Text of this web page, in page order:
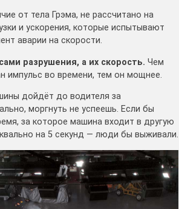
от тела Грэма, не рассчитано на
и ускорения, которые испытывают
аварии на скорости.
разрушения, а их скорость. Чем
импульс во времени, тем он мощнее.
дойдёт до водителя за
моргнуть не успеешь. Если бы
за которое машина входит в другую
на 5 секунд — люди бы выживали.